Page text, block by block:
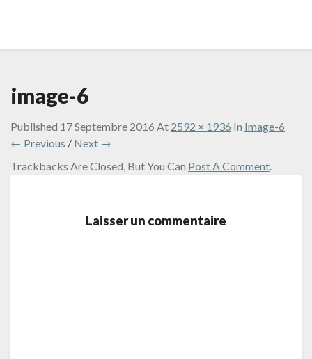
image-6
Published 17 Septembre 2016 At 2592 × 1936 In Image-6
← Previous / Next →
Trackbacks Are Closed, But You Can Post A Comment.
Laisser un commentaire